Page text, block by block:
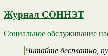
Журнал СОННЭТ
Социальное обслуживание
Читайте бесплатно,